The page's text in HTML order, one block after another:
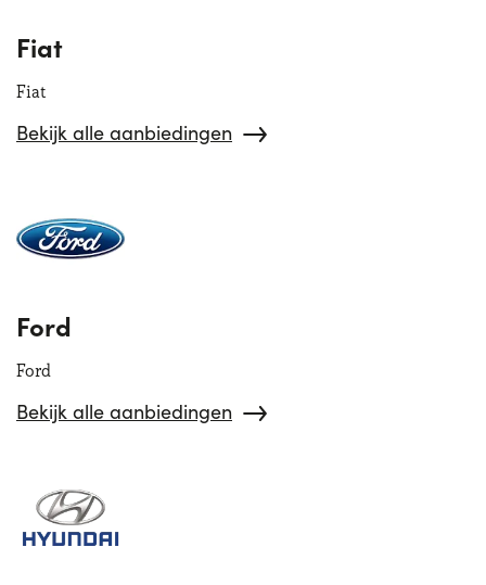
Fiat
Fiat
Bekijk alle aanbiedingen
Ford
Ford
Bekijk alle aanbiedingen